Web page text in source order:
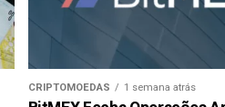
CRIPTOMOEDAS 1 semana atrás